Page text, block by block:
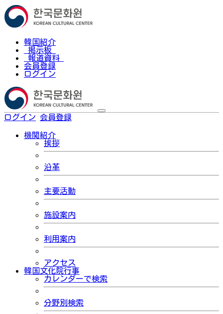
韓国紹介
掲示板
報道資料
会員登録
ログイン
ログイン 会員登録
機関紹介
挨拶
沿革
主要活動
施設案内
利用案内
アクセス
韓国文化院行事
カレンダーで検索
分野別検索